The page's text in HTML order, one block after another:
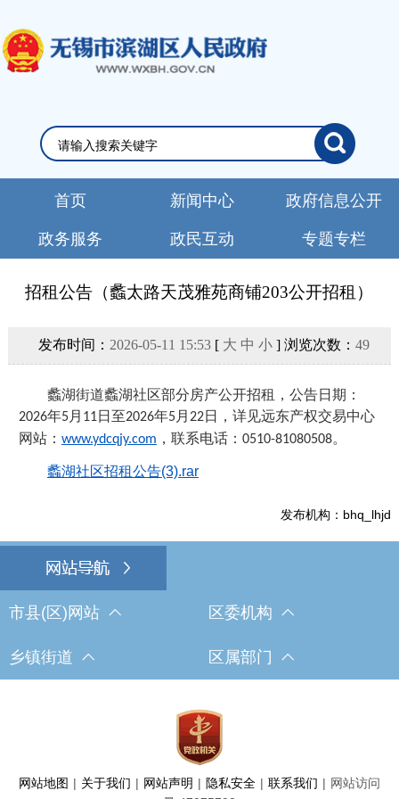
首页 新闻中心 政府信息公开
政务服务 政民互动 专题专栏
招租公告（蠡太路天茂雅苑商铺203公开招租）
发布时间： 2026-05-11 15:53[ 大 中 小] 浏览次数： 49
蠡湖街道蠡湖社区部分房产公开招租，公告日期：
2026年5月 11日至2026年5月 22日，详见远东产权交易中心
网站： www.ydcqjy.com ，联系电话： 0510-81080508。
蠡湖社区招租公告(3).rar
发布机构：bhq_lhjd
市县(区)网站 区委机构
乡镇街道 区属部门
网站地图 | 关于我们 | 网站声明 | 隐私安全 | 联系我们 | 网站访问